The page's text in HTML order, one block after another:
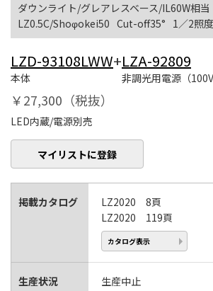
ダウンライト/グレアレスベース/IL60W相当
LZ0.5C/Shoφokei50 Cut-off35° 1／2照
LZD-93108LWW+
本体
LZA-92809
非調光用電源（100V
￥27,300（税抜）
LED内蔵/電源別売
マイリストに登録
掲載カタログ
LZ2020 8頁
LZ2020 119頁
カタログ表示
生産状況 生産中止